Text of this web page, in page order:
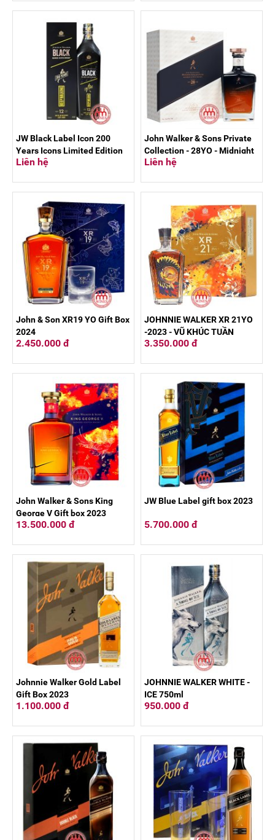
JW Black Label Icon 200
Years Icons Limited Edition
Liên hệ
John Walker & Sons Private
Collection - 28YO - Midnight
Blend
Liên hệ
John & Son XR19 YO Gift Box
2024
2.450.000 đ
JOHNNIE WALKER XR 21YO
-2023 - VŨ KHÚC TUẦN
TRĂNG (011)
3.350.000 đ
John Walker & Sons King
George V Gift box 2023
13.500.000 đ
JW Blue Label gift box 2023
5.700.000 đ
Johnnie Walker Gold Label
Gift Box 2023
1.100.000 đ
JOHNNIE WALKER WHITE -
ICE 750ml
950.000 đ